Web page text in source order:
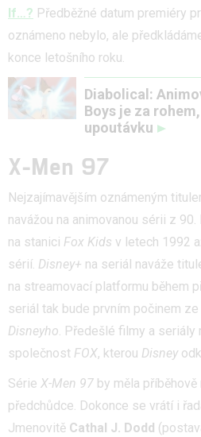
If…? Předběžné datum premiéry
oznámeno nebylo, ale
konce letošního roku.
Diabolical:
Boys je za
upoutávku
X-Men 97
Nejzajímavějším oznámeným
navážou na animovanou sérii z 90.
na stanici Fox Kids v letech 1992
sérií. Disney+ na seriál naváže
na streamovací platformu během
seriál tak bude prvním počinem
Disneyho. Předešlé filmy a seriály
společnost FOX, kterou Disney
Série X-Men 97 by měla
předchůdce. Dokonce se vrátí i
Jmenovitě Cathal J. Dodd